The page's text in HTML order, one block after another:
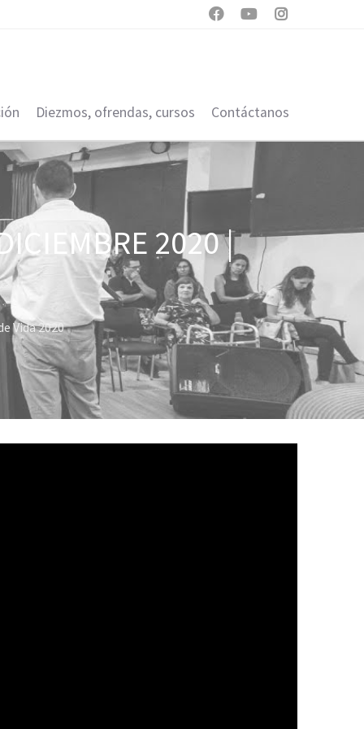
  
Diezmos, ofrendas, cursos Contáctanos
2020 |
Vida 2020